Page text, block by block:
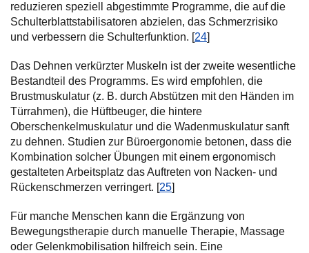
reduzieren speziell abgestimmte Programme, die auf die
Schulterblattstabilisatoren abzielen, das Schmerzrisiko
und verbessern die Schulterfunktion. [24]
Das Dehnen verkürzter Muskeln ist der zweite wesentliche
Bestandteil des Programms. Es wird empfohlen, die
Brustmuskulatur (z. B. durch Abstützen mit den Händen im
Türrahmen), die Hüftbeuger, die hintere
Oberschenkelmuskulatur und die Wadenmuskulatur sanft
zu dehnen. Studien zur Büroergonomie betonen, dass die
Kombination solcher Übungen mit einem ergonomisch
gestalteten Arbeitsplatz das Auftreten von Nacken- und
Rückenschmerzen verringert. [25]
Für manche Menschen kann die Ergänzung von
Bewegungstherapie durch manuelle Therapie, Massage
oder Gelenkmobilisation hilfreich sein. Eine